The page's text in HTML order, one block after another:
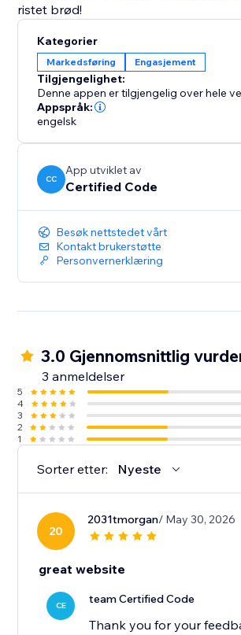
ristet brød!
Kategorier
Markedsføring Engasjement
Tilgjengelighet:
Denne appen er tilgjengelig over hele
Appspråk:
engelsk
CC
App utviklet av
Certified Code
Besøk nettstedet vårt
Kontakt brukerstøtte
Personvernerklæring
3.0 Gjennomsnittlig
3 anmeldelser
5
4
3
2
1
Sorter etter: Nyeste
20
2031tmorgan/ May 30, 2026
great website
CE team Certified Code
Thank you for your